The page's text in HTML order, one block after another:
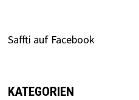
Saffti auf Facebook
KATEGORIEN